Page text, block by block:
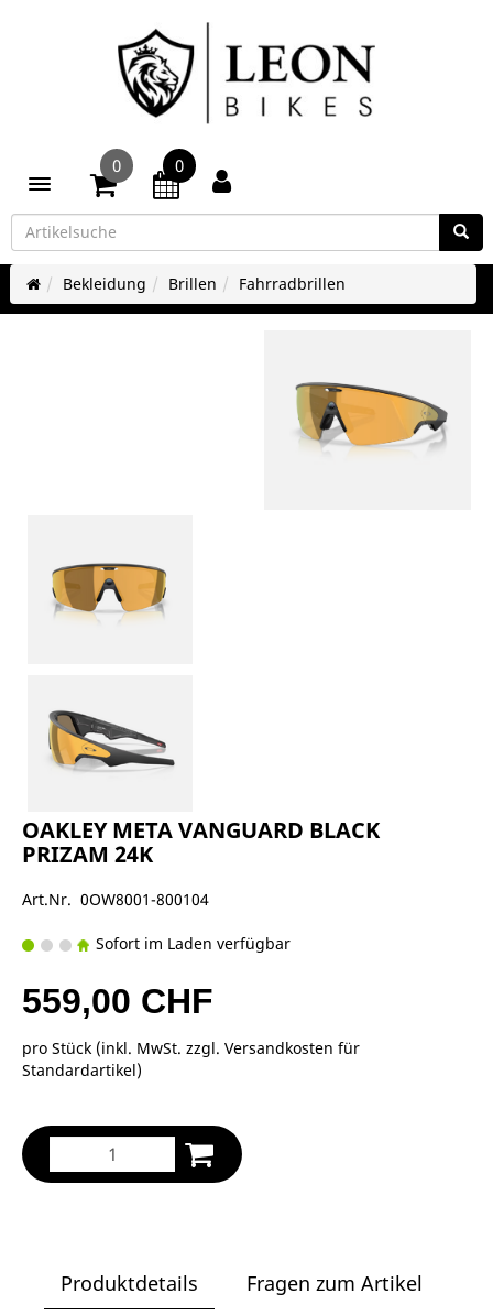
Toggle navigation
0 0
Bekleidung Brillen Fahrradbrillen
OAKLEY META VANGUARD BLACK
PRIZAM 24K
Art.Nr. 0OW8001-800104
Sofort im Laden verfügbar
559,00 CHF
pro Stück (inkl. MwSt. zzgl. Versandkosten für
Standardartikel)
Produktdetails
Fragen zum Artikel